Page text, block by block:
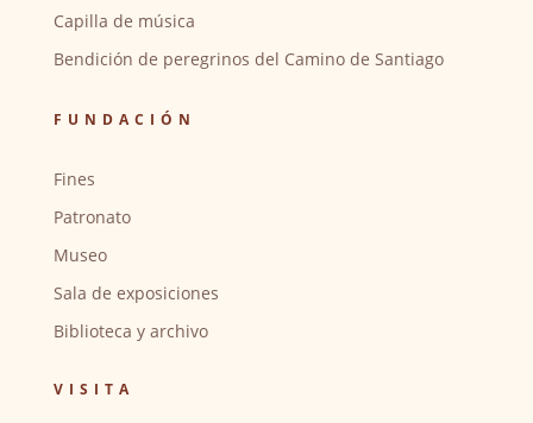
Capilla de música
Bendición de peregrinos del Camino de Santiago
FUNDACIÓN
Fines
Patronato
Museo
Sala de exposiciones
Biblioteca y archivo
VISITA